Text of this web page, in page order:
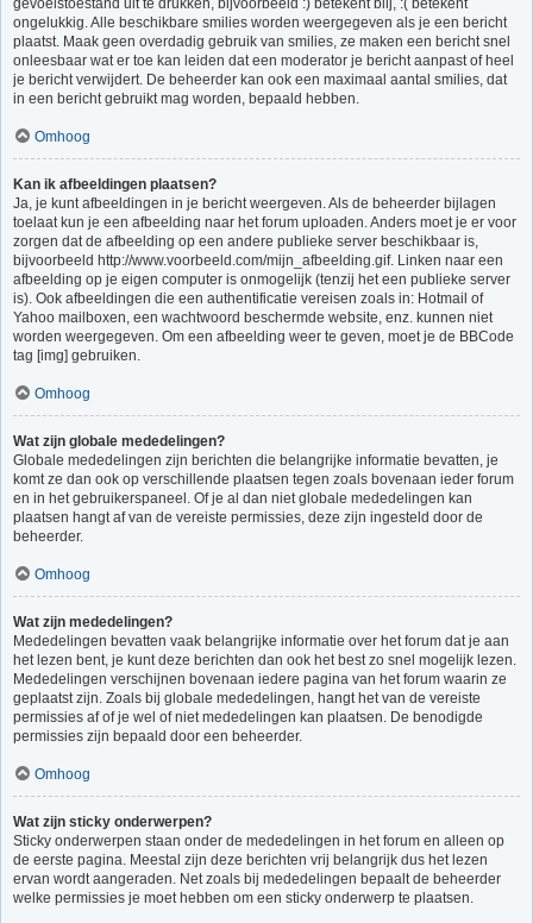
gevoelstoestand uit te drukken, bijvoorbeeld :) betekent blij, :( betekent
ongelukkig. Alle beschikbare smilies worden weergegeven als je een bericht
plaatst. Maak geen overdadig gebruik van smilies, ze maken een bericht snel
onleesbaar wat er toe kan leiden dat een moderator je bericht aanpast of heel
je bericht verwijdert. De beheerder kan ook een maximaal aantal smilies, dat
in een bericht gebruikt mag worden, bepaald hebben.
Omhoog
Kan ik afbeeldingen plaatsen?
Ja, je kunt afbeeldingen in je bericht weergeven. Als de beheerder bijlagen
toelaat kun je een afbeelding naar het forum uploaden. Anders moet je er voor
zorgen dat de afbeelding op een andere publieke server beschikbaar is,
bijvoorbeeld http://www.voorbeeld.com/mijn_afbeelding.gif. Linken naar een
afbeelding op je eigen computer is onmogelijk (tenzij het een publieke server
is). Ook afbeeldingen die een authentificatie vereisen zoals in: Hotmail of
Yahoo mailboxen, een wachtwoord beschermde website, enz. kunnen niet
worden weergegeven. Om een afbeelding weer te geven, moet je de BBCode
tag [img] gebruiken.
Omhoog
Wat zijn globale mededelingen?
Globale mededelingen zijn berichten die belangrijke informatie bevatten, je
komt ze dan ook op verschillende plaatsen tegen zoals bovenaan ieder forum
en in het gebruikerspaneel. Of je al dan niet globale mededelingen kan
plaatsen hangt af van de vereiste permissies, deze zijn ingesteld door de
beheerder.
Omhoog
Wat zijn mededelingen?
Mededelingen bevatten vaak belangrijke informatie over het forum dat je aan
het lezen bent, je kunt deze berichten dan ook het best zo snel mogelijk lezen.
Mededelingen verschijnen bovenaan iedere pagina van het forum waarin ze
geplaatst zijn. Zoals bij globale mededelingen, hangt het van de vereiste
permissies af of je wel of niet mededelingen kan plaatsen. De benodigde
permissies zijn bepaald door een beheerder.
Omhoog
Wat zijn sticky onderwerpen?
Sticky onderwerpen staan onder de mededelingen in het forum en alleen op
de eerste pagina. Meestal zijn deze berichten vrij belangrijk dus het lezen
ervan wordt aangeraden. Net zoals bij mededelingen bepaalt de beheerder
welke permissies je moet hebben om een sticky onderwerp te plaatsen.